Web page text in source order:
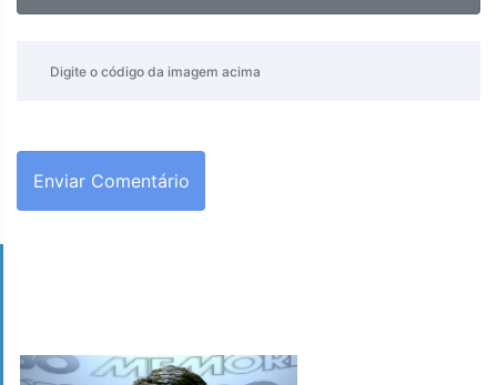
Enviar Comentário